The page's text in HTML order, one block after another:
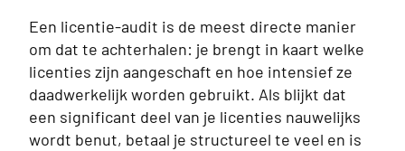
Een licentie-audit is de meest directe manier
om dat te achterhalen: je brengt in kaart welke
licenties zijn aangeschaft en hoe intensief ze
daadwerkelijk worden gebruikt. Als blijkt dat
een significant deel van je licenties nauwelijks
wordt benut, betaal je structureel te veel en is